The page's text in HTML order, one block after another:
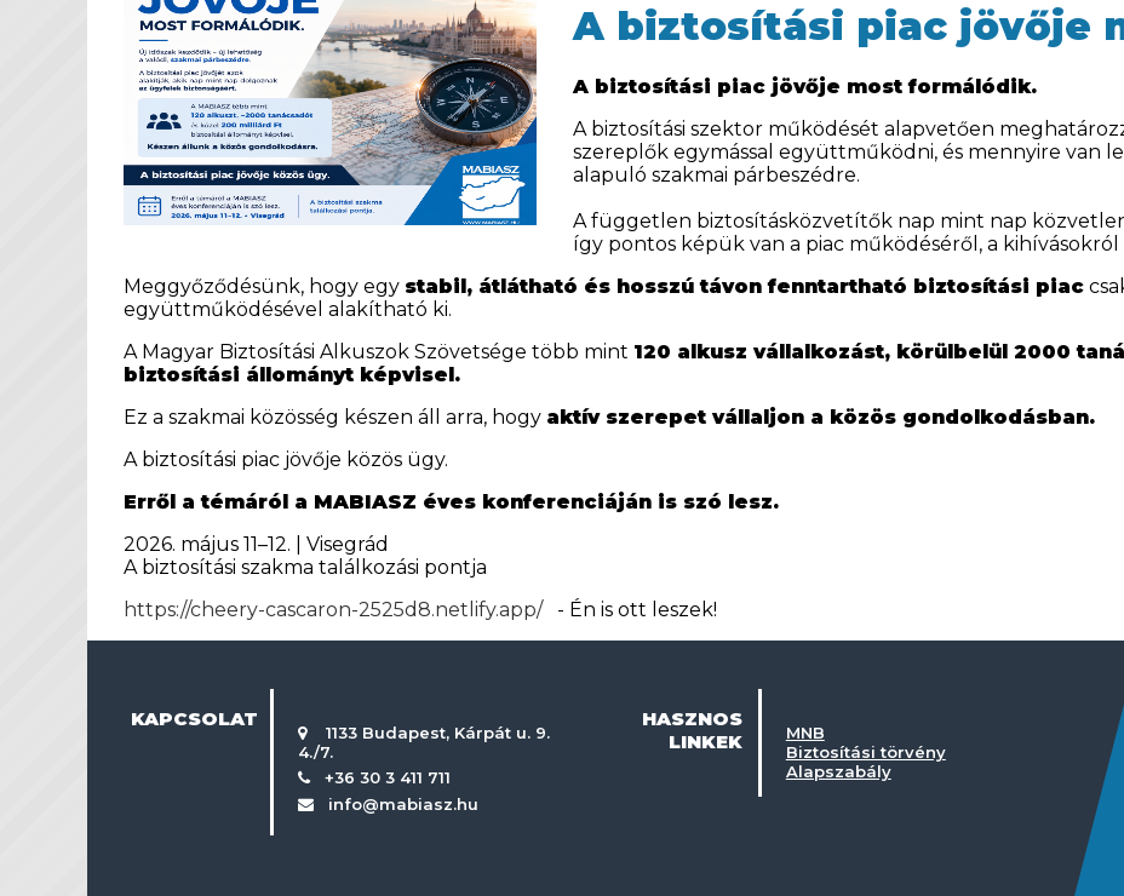
A biztosítási piac jövője
A biztosítási piac jövője most formálódik.
A biztosítási szektor működését alapvetően
szereplők egymással együttműködni, és mennyire van
alapuló szakmai párbeszédre.
A független biztosításközvetítők nap mint nap
így pontos képük van a piac működéséről, a kihívásokról
Meggyőződésünk, hogy egy stabil, átlátható és hosszú távon fenntartható biztosítási piac
együttműködésével alakítható ki.
A Magyar Biztosítási Alkuszok Szövetsége több mint 120 alkusz vállalkozást, körülbelül 2000
biztosítási állományt képvisel.
Ez a szakmai közösség készen áll arra, hogy aktív szerepet vállaljon a közös gondolkodásban.
A biztosítási piac jövője közös ügy.
Erről a témáról a MABIASZ éves konferenciáján is szó lesz.
2026. május 11–12. | Visegrád
A biztosítási szakma találkozási pontja
https://cheery-cascaron-2525d8.netlify.app/- Én is ott leszek!
KAPCSOLAT
1133 Budapest, Kárpát u. 9.
4./7.
+36 30 3 411 711
info@mabiasz.hu
HASZNOS
LINKEK
MNB
Biztosítási törvény
Alapszabály